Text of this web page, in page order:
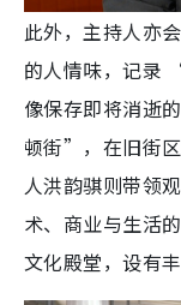
此外，主持人亦
的人情味，记录
像保存即将消逝
顿街”，在旧街
人洪韵骐则带领
术、商业与生活
文化殿堂，设有